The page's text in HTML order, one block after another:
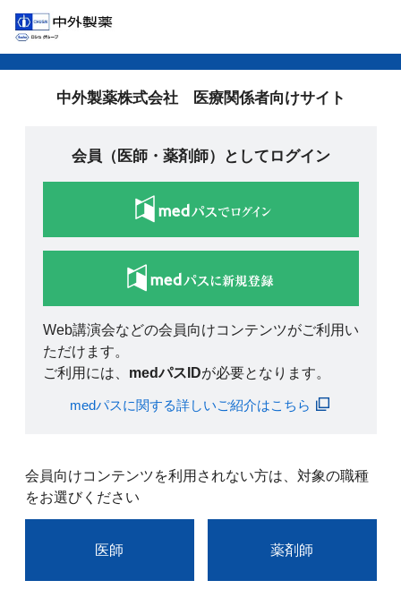
中外製薬株式会社 医療関係者向けサイト
会員（医師・薬剤師）としてログイン
Web講演会などの会員向けコンテンツがご利用い
ただけます。
ご利用には、 medパスIDが必要となります。
medパスに関する詳しいご紹介はこちら
会員向けコンテンツを利用されない方は、対象の職種
をお選びください
医師 薬剤師